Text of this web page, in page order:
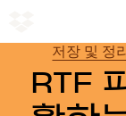
저장 및 정
RTF